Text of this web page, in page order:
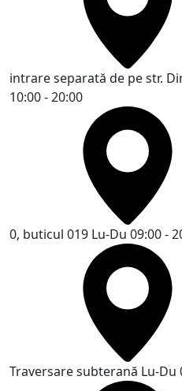
intrare separată de pe str.
10:00 - 20:00
0, buticul 019 Lu-Du 09:00 -
Traversare subterană Lu-Du